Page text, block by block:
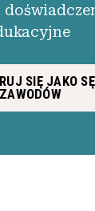
SIĘ JAKO
ZAWODÓW